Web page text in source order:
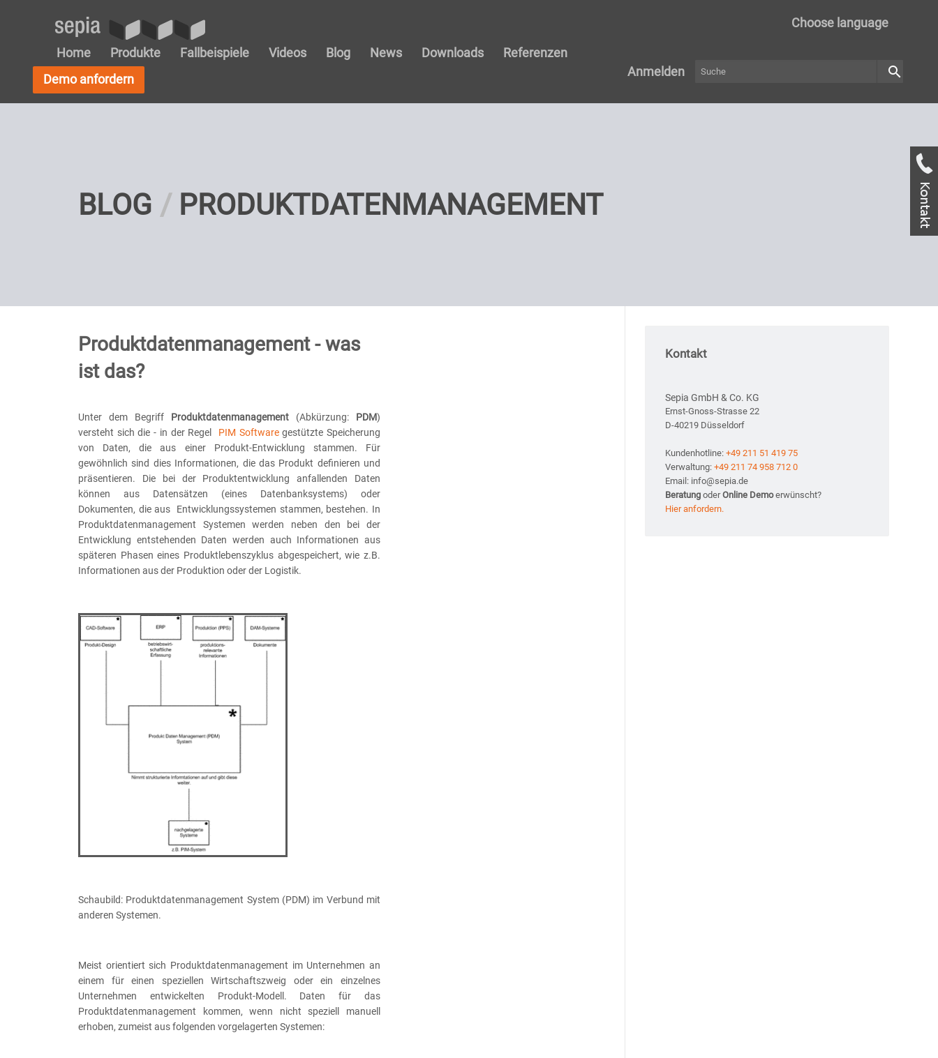
Choose language
Home Produkte Fallbeispiele Videos Blog News Downloads
Referenzen
Demo anfordern
Anmelden search
BLOG PRODUKTDATENMANAGEMENT
Produktdatenmanagement - was
ist das?
Unter dem Begriff Produktdatenmanagement (Abkürzung: PDM)
versteht sich die - in der Regel PIM Softwaregestützte Speicherung
von Daten, die aus einer Produkt-Entwicklung stammen. Für
gewöhnlich sind dies Informationen, die das Produkt definieren und
präsentieren. Die bei der Produktentwicklung anfallenden Daten
können aus Datensätzen (eines Datenbanksystems) oder
Dokumenten, die aus Entwicklungssystemen stammen, bestehen. In
Produktdatenmanagement Systemen werden neben den bei der
Entwicklung entstehenden Daten werden auch Informationen aus
späteren Phasen eines Produktlebenszyklus abgespeichert, wie z.B.
Informationen aus der Produktion oder der Logistik.
Schaubild: Produktdatenmanagement System (PDM) im Verbund mit
anderen Systemen.
Meist orientiert sich Produktdatenmanagement im Unternehmen an
einem für einen speziellen Wirtschaftszweig oder ein einzelnes
Unternehmen entwickelten Produkt-Modell. Daten für das
Produktdatenmanagement kommen, wenn nicht speziell manuell
erhoben, zumeist aus folgenden vorgelagerten Systemen:
Kontakt
Sepia GmbH & Co. KG
Ernst-Gnoss-Strasse 22
D-40219 Düsseldorf
Kundenhotline: +49 211 51 419 75
Verwaltung: +49 211 74 958 712 0
Email: info@sepia.de
Beratung oderOnline Demoerwünscht?
Hier anfordern.